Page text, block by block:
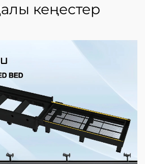
кеңестер